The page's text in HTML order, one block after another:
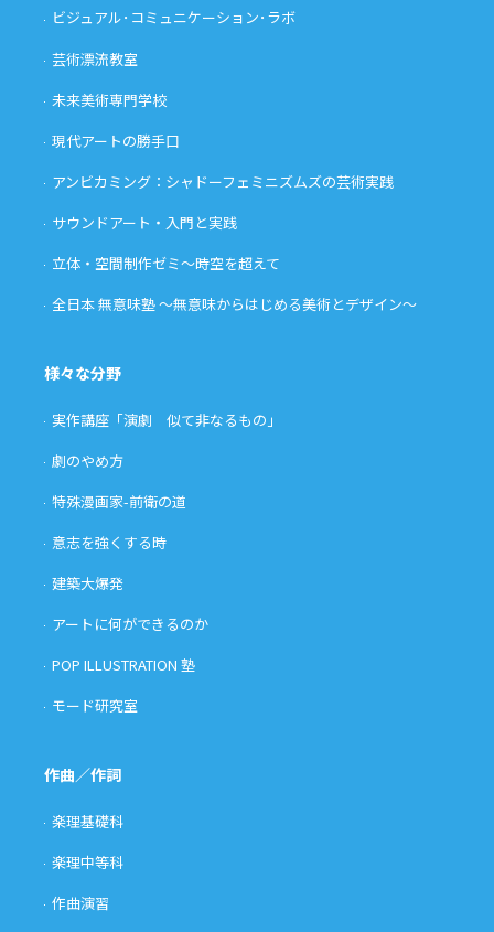
ビジュアル･コミュニケーション･ラボ
芸術漂流教室
未来美術専門学校
現代アートの勝手口
アンビカミング：シャドーフェミニズムズの芸術実践
サウンドアート・入門と実践
立体・空間制作ゼミ〜時空を超えて
全日本 無意味塾 〜無意味からはじめる美術とデザイン〜
様々な分野
実作講座「演劇 似て非なるもの」
劇のやめ方
特殊漫画家-前衛の道
意志を強くする時
建築大爆発
アートに何ができるのか
POP ILLUSTRATION 塾
モード研究室
作曲／作詞
楽理基礎科
楽理中等科
作曲演習